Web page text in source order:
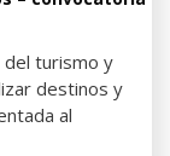
del turismo y
destinos y
al